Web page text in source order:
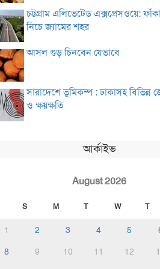
চট্টগ্রাম এলিভেটেড এক্সপ্রেসওয়ে:
নিচে জ্যামের শহর
আসল গুড় চিনবেন যেভাবে
সারাদেশে ভূমিকম্প : ঢাকাসহ বিভিন্ন
ও ক্ষয়ক্ষতি
আর্কাইভ
August 2026
S M T W T
1 2 3 4 5
8
9 10 11 12